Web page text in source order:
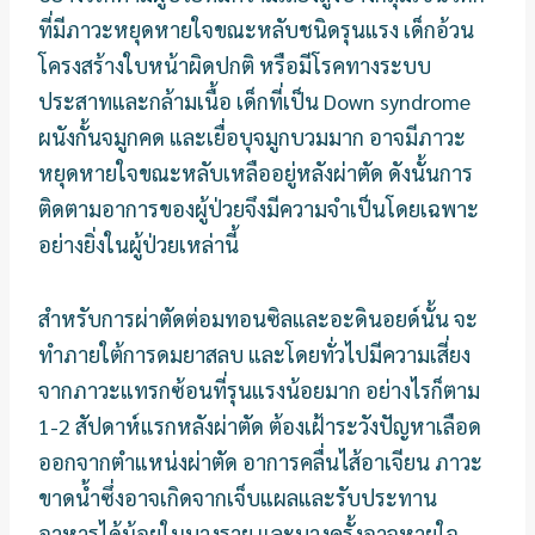
ที่มีภาวะหยุดหายใจขณะหลับชนิดรุนแรง เด็กอ้วน
โครงสร้างใบหน้าผิดปกติ หรือมีโรคทางระบบ
ประสาทและกล้ามเนื้อ เด็กที่เป็น Down syndrome
ผนังกั้นจมูกคด และเยื่อบุจมูกบวมมาก อาจมีภาวะ
หยุดหายใจขณะหลับเหลืออยู่หลังผ่าตัด ดังนั้นการ
ติดตามอาการของผู้ป่วยจึงมีความจําเป็นโดยเฉพาะ
อย่างยิ่งในผู้ป่วยเหล่านี้
สำหรับการผ่าตัดต่อมทอนซิลและอะดินอยด์นั้น จะ
ทำภายใต้การดมยาสลบ และโดยทั่วไปมีความเสี่ยง
จากภาวะแทรกซ้อนที่รุนแรงน้อยมาก อย่างไรก็ตาม
1-2 สัปดาห์แรกหลังผ่าตัด ต้องเฝ้าระวังปัญหาเลือด
ออกจากตําแหน่งผ่าตัด อาการคลื่นไส้อาเจียน ภาวะ
ขาดน้ำซึ่งอาจเกิดจากเจ็บแผลและรับประทาน